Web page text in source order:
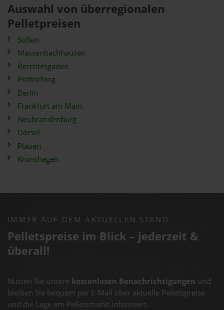
Auswahl von überregionalen
Pelletpreisen
Süßen
Massenbachhausen
Berchtesgaden
Prittriching
Berlin
Frankfurt am Main
Neubrandenburg
Dorsel
Plauen
Kronshagen
IMMER AUF DEM AKTUELLEN STAND
Pelletspreise im Blick – jederzeit &
überall!
Nutzen Sie unsere kostenlosen Benachrichtigungen und
bleiben Sie bequem per E-Mail über aktuelle Pelletspreise
und die Lage am Pelletsmarkt informiert.